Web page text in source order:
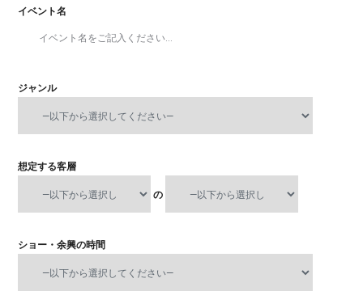
イベント名
ジャンル
想定する客層
の
ショー・余興の時間